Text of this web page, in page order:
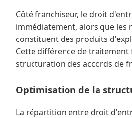
Côté franchiseur, le droit
immédiatement, alors que les
constituent des produits
Cette différence de traitement
structuration des accords de
Optimisation de la
La répartition entre droit